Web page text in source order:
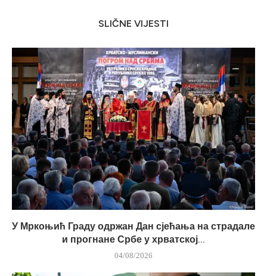
SLIČNE VIJESTI
У Мркоњић Граду одржан Дан сјећања на страдале
и прогнане Србе у хрватској...
04/08/2026